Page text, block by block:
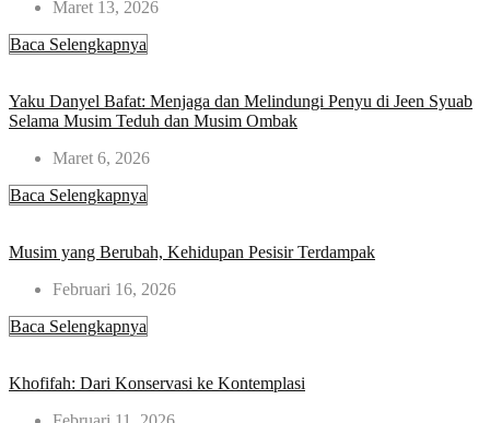
Maret 13, 2026
Baca Selengkapnya
Yaku Danyel Bafat: Menjaga dan Melindungi Penyu di Jeen Syuab
Selama Musim Teduh dan Musim Ombak
Maret 6, 2026
Baca Selengkapnya
Musim yang Berubah, Kehidupan Pesisir Terdampak
Februari 16, 2026
Baca Selengkapnya
Khofifah: Dari Konservasi ke Kontemplasi​